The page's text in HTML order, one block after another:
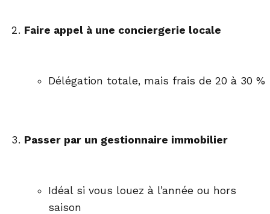
Faire appel à une conciergerie locale
Délégation totale, mais frais de 20 à 30 %
Passer par un gestionnaire immobilier
Idéal si vous louez à l’année ou hors
saison